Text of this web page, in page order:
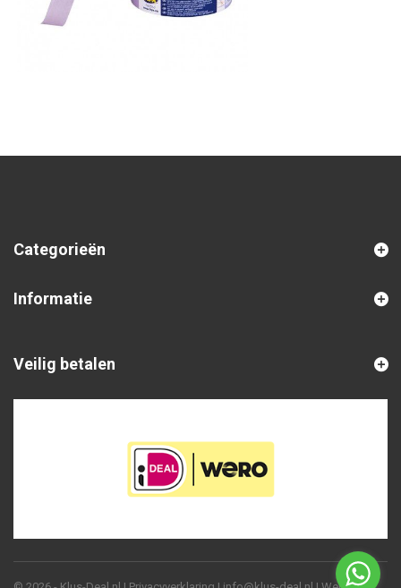
Categorieën
Informatie
Veilig betalen